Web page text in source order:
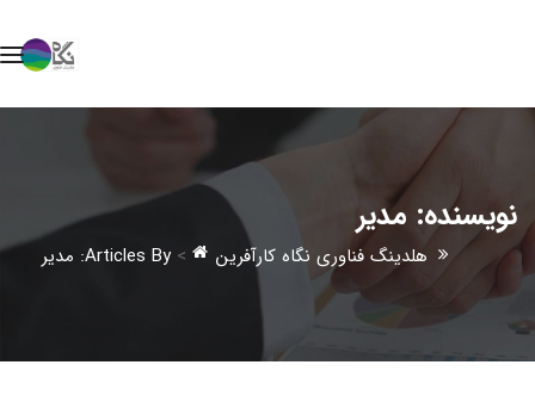
نویسنده: مدیر
هلدینگ فناوری نگاه کارآفرین >Articles By: مدیر